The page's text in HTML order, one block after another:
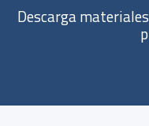
Descarga